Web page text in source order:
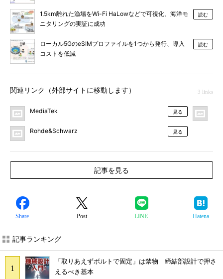
1.5km離れた漁場をWi-Fi HaLowなどで可視化、海洋モ
ニタリングの実証に成功
読む
ローカル5GのeSIMプロファイルを1つから発行、導入
コストを低減
読む
関連リンク（外部サイトに移動します） 3 links
MediaTek 見る
Rohde&Schwarz 見る
記事を見る
Share Post LINE Hatena
記事ランキング
「取りあえずボルトで固定」は禁物 締結部設計で押さ
えるべき基本